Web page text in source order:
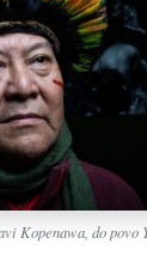
Kopenawa, do povo